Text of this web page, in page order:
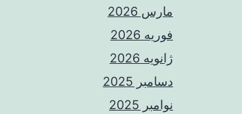
مارس 2026
فوریه 2026
ژانویه 2026
دسامبر 2025
نوامبر 2025